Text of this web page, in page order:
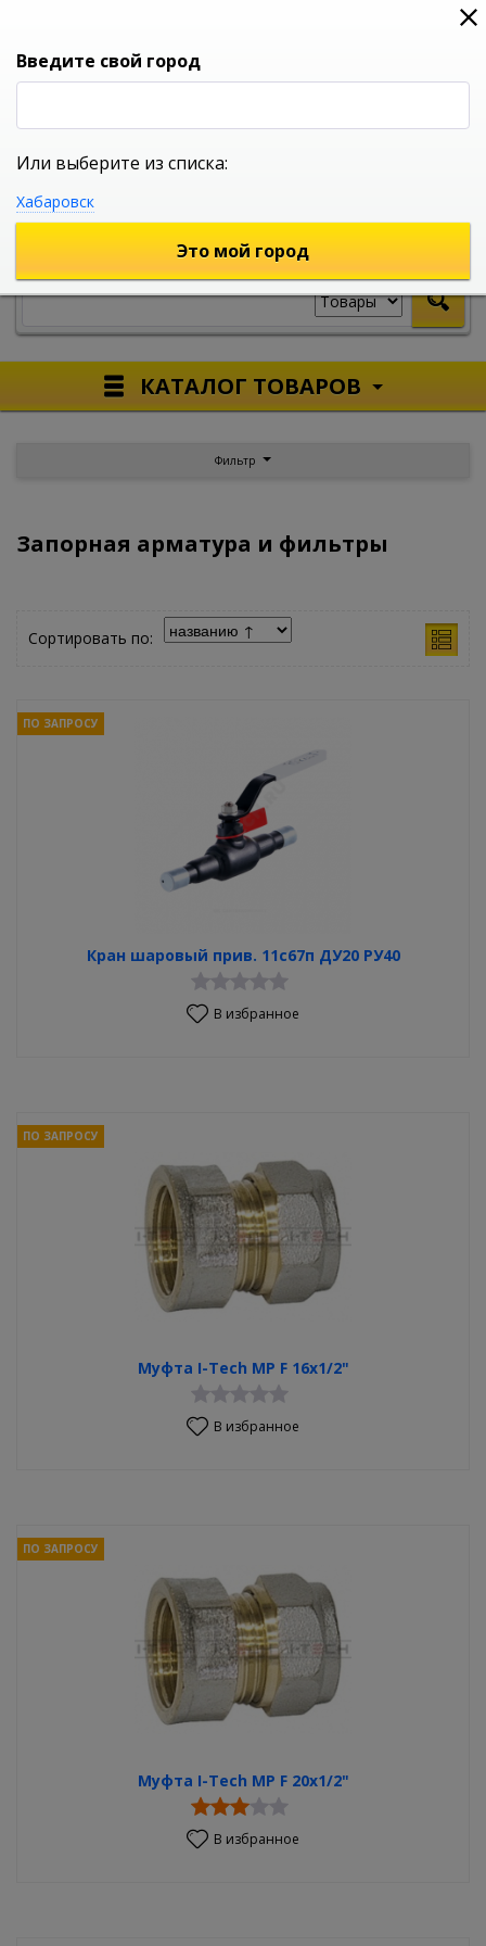
0
УНИВЕРСАЛЬНЫЙ ИНТЕРНЕТ МАГАЗИН
КАТАЛОГ ТОВАРОВ
Фильтр
Запорная арматура и фильтры
Сортировать по:
Кран шаровый прив. 11с67п ДУ20 РУ40
ПО ЗАПРОСУ
В избранное
Муфта I-Tech MP F 16x1/2"
ПО ЗАПРОСУ
В избранное
Муфта I-Tech MP F 20x1/2"
ПО ЗАПРОСУ
В избранное
Введите свой город
Или выберите из списка:
Хабаровск
Это мой город